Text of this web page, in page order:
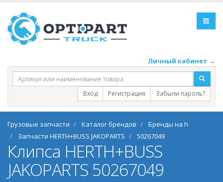
Личный кабинет →
Вход Регистрация Забыли пароль?
Грузовые запчасти Каталог брендов
Бренды на h
Запчасти HERTH+BUSS JAKOPARTS
50267049
Клипса HERTH+BUSS
JAKOPARTS 50267049